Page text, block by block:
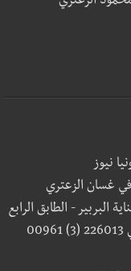
نيوز
غسان الزعتري
البربير - الطابق الرابع